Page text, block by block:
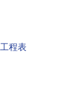
工程表